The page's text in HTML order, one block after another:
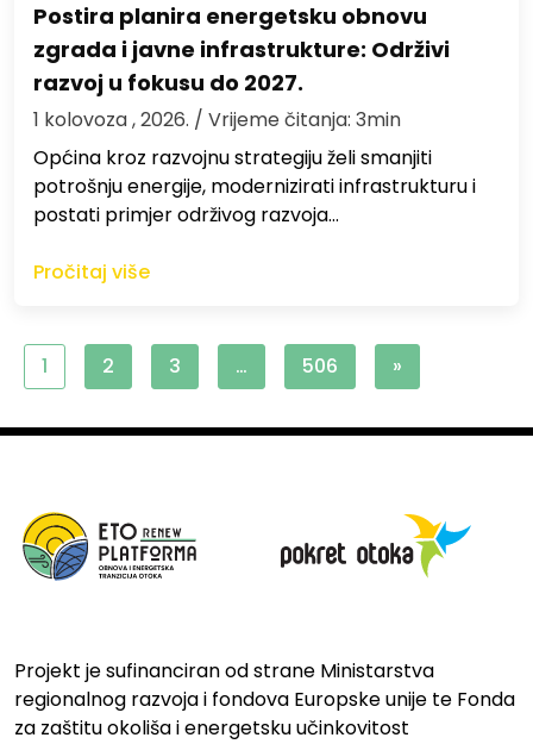
Postira planira energetsku obnovu
zgrada i javne infrastrukture: Održivi
razvoj u fokusu do 2027.
1 kolovoza , 2026. / Vrijeme čitanja: 3min
Općina kroz razvojnu strategiju želi smanjiti
potrošnju energije, modernizirati infrastrukturu i
postati primjer održivog razvoja…
Pročitaj više
1 2 3 … 506 »
Projekt je sufinanciran od strane Ministarstva
regionalnog razvoja i fondova Europske unije te Fonda
za zaštitu okoliša i energetsku učinkovitost